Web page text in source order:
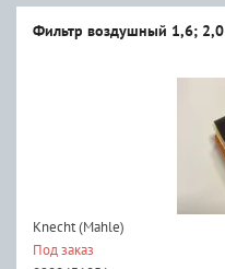
Фильтр воздушный 1,6; 2,0
Knecht (Mahle)
Под заказ